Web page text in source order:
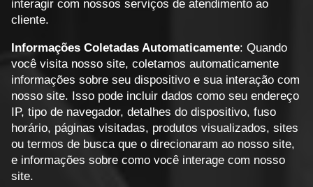
interagir com nossos serviços de atendimento ao
cliente.
Informações Coletadas Automaticamente: Quando
você visita nosso site, coletamos automaticamente
informações sobre seu dispositivo e sua interação com
nosso site. Isso pode incluir dados como seu endereço
IP, tipo de navegador, detalhes do dispositivo, fuso
horário, páginas visitadas, produtos visualizados, sites
ou termos de busca que o direcionaram ao nosso site,
e informações sobre como você interage com nosso
site.